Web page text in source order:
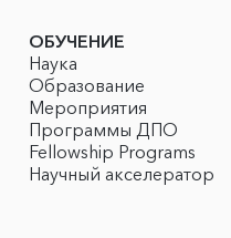
ОБУЧЕНИЕ
Наука
Образование
Мероприятия
Программы ДПО
Fellowship Programs
Научный акселератор